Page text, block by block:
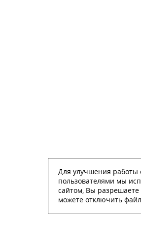
Для улучшения работы
пользователями мы
сайтом, Вы разрешаете
можете отключить